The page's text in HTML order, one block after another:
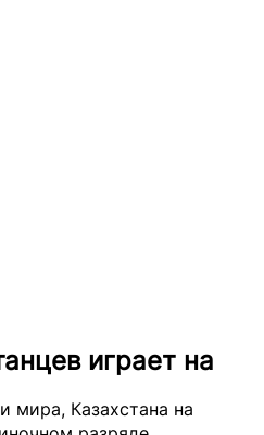
играет на
мира, Казахстана на